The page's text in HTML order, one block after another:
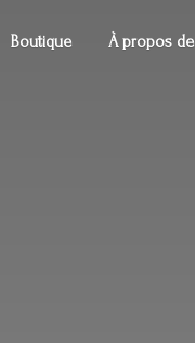
Boutique À propos de